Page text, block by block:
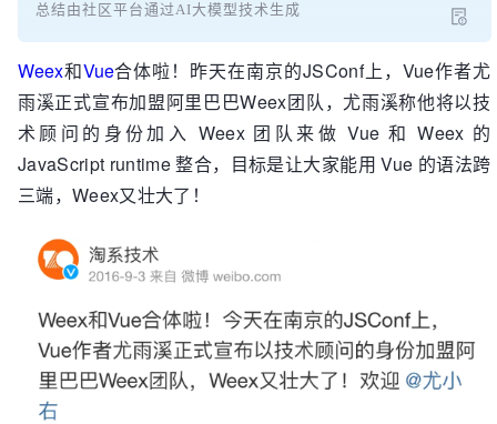
总结由社区平台通过AI大模型技术生成
Weex和Vue合体啦！昨天在南京的JSConf上，Vue作者尤
雨溪正式宣布加盟阿里巴巴Weex团队，尤雨溪称他将以技
术顾问的身份加入 Weex 团队来做 Vue 和 Weex 的
JavaScript runtime 整合，目标是让大家能用 Vue 的语法跨
三端，Weex又壮大了！